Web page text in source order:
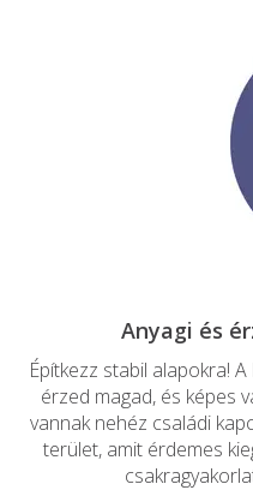
Építkezz stabil alapokra!
érzed magad, és képes
vannak nehéz családi
terület, amit érdemes